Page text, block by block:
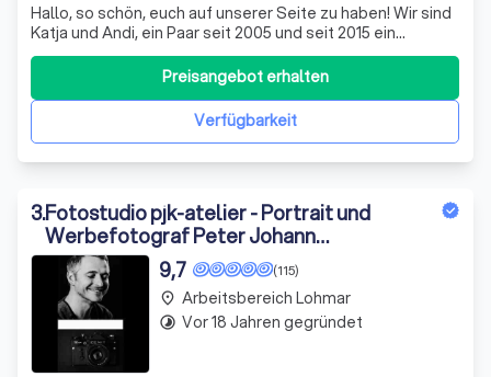
Hallo, so schön, euch auf unserer Seite zu haben! Wir sind
Katja und Andi, ein Paar seit 2005 und seit 2015 ein
Ehepaar. Zusammen mit unseren zwei Katzen Luisa &
Louis leben wir auf dem Land im schönen Westerwald. Wir
glauben, dass die Ehe ein ganz besonderer Ausdruck der
Liebe und VerbundenheitVerfügbarkeit
Preisangebot erhalten
3.Fotostudio pjk-atelier - Portrait und
Werbefotograf Peter Johann
Kierzkowski
(115)
9,7
place Arbeitsbereich Lohmar
timelapse Vor 18 Jahren gegründet